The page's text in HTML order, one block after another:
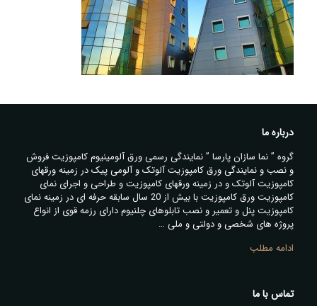
درباره ما
گروه ” نما سازان پارسا ” نمایندگی رسمی ورق آلومینیوم کامپوزیت فروش
و نصب و نمایندگی ورق کامپوزیت آلوتک و آلومی پیک در زمینه ورقهای
کامپوزیت آلوتک و در زمینه ورقهای کامپوزیت و طراحی و اجرای نمای
کامپوزیت ورق کامپوزیت با بیش از 20 سال سابقه حرفه ای در زمینه نمای
کامپوزیت پنل و تعمیر و نصب تابلوهای چلنیوم دارای رزمه قوی از انواع
پروژه های شخصی و دولتی و ملی …
ادامه مطلب
تماس با ما